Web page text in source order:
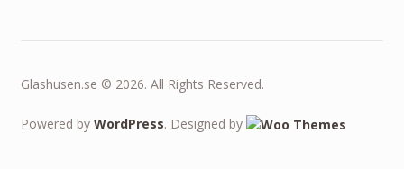
Glashusen.se © 2026. All Rights Reserved.
Powered by WordPress. Designed by